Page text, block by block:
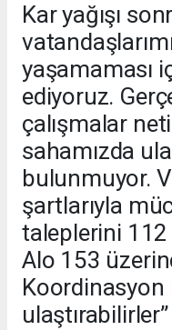
Kar yağışı
yaşamaması
ediyoruz.
çalışmalar
sahamızda
bulunmuyor.
şartlarıyla
taleplerini 112
Alo 153
Koordinasyon